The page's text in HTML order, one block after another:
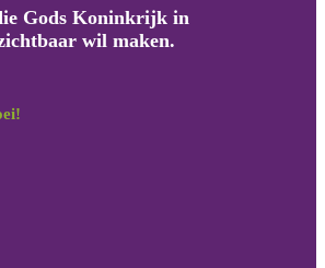
Gods Koninkrijk in
wil maken.